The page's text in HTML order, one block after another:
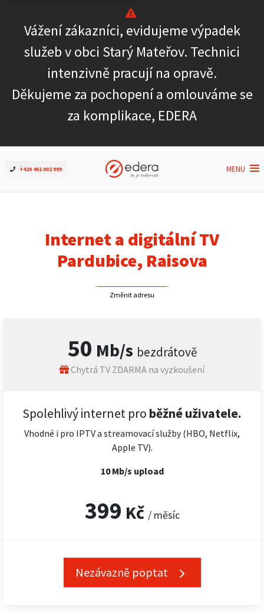
Vážení zákazníci, evidujeme výpadek
služeb v obci Starý Mateřov. Technici
intenzivně pracují na opravě.
Děkujeme za pochopení a omlouváme se
za komplikace, EDERA
+420 461 002 999 MENU
Ověřit dostupnost
Internet
ČEZNET TV
Podpora
Pro firmy
Internet a digitální TV
Pardubice, Raisova
Změnit adresu
50 Mb/s bezdrátově
Chytrá TV ZDARMA na vyzkoušení
Spolehlivý internet pro běžné uživatele.
Vhodné i pro IPTV a streamovací služby (HBO, Netflix,
Apple TV).
10 Mb/s upload
399 Kč / měsíc
Nezávazně poptat